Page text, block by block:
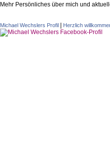
Mehr Persönliches über mich und
Michael Wechslers Profil | Herzlich